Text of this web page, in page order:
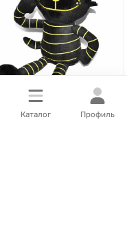
Каталог Профиль